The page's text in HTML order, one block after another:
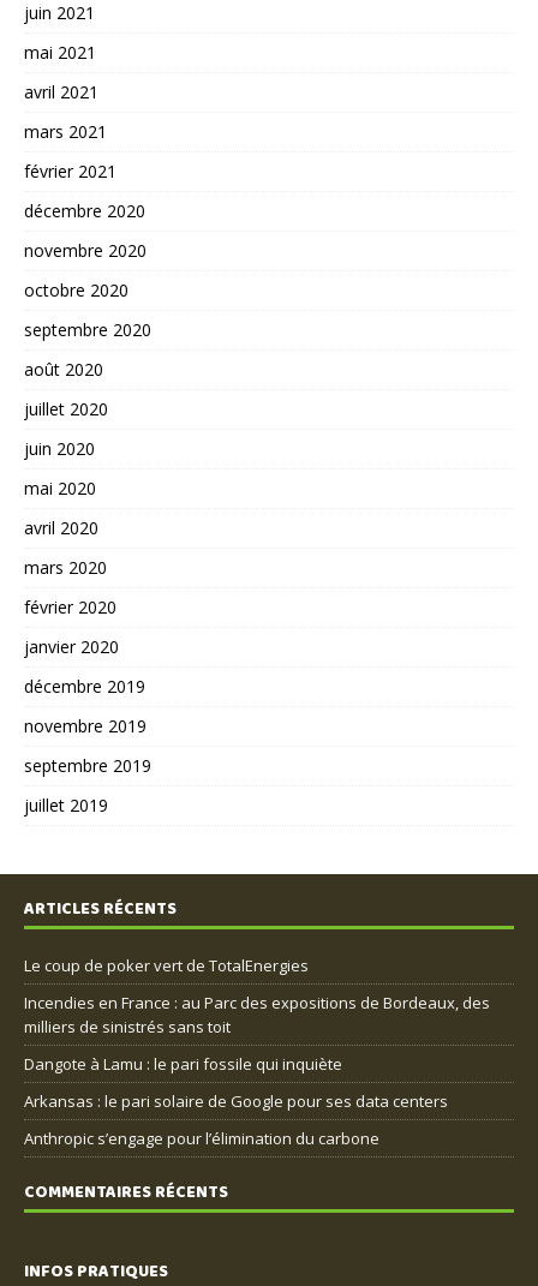
juin 2021
mai 2021
avril 2021
mars 2021
février 2021
décembre 2020
novembre 2020
octobre 2020
septembre 2020
août 2020
juillet 2020
juin 2020
mai 2020
avril 2020
mars 2020
février 2020
janvier 2020
décembre 2019
novembre 2019
septembre 2019
juillet 2019
ARTICLES RÉCENTS
Le coup de poker vert de TotalEnergies
Incendies en France : au Parc des expositions de Bordeaux, des
milliers de sinistrés sans toit
Dangote à Lamu : le pari fossile qui inquiète
Arkansas : le pari solaire de Google pour ses data centers
Anthropic s’engage pour l’élimination du carbone
COMMENTAIRES RÉCENTS
INFOS PRATIQUES